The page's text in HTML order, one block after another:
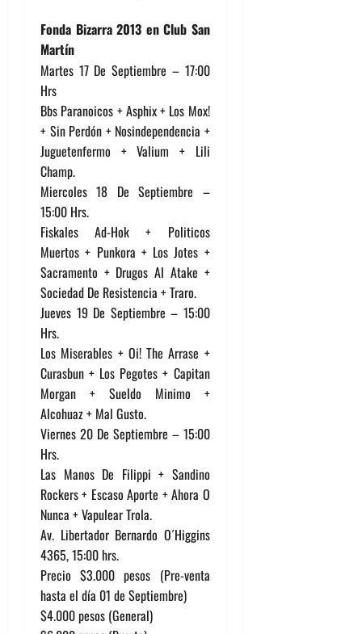
Fonda Bizarra 2013 en Club San
Martín
Martes 17 De Septiembre – 17:00
Hrs
Bbs Paranoicos + Asphix + Los Mox!
+ Sin Perdón + Nosindependencia +
Juguetenfermo + Valium + Lili
Champ.
Miercoles 18 De Septiembre –
15:00 Hrs.
Fiskales Ad-Hok + Politicos
Muertos + Punkora + Los Jotes +
Sacramento + Drugos Al Atake +
Sociedad De Resistencia + Traro.
Jueves 19 De Septiembre – 15:00
Hrs.
Los Miserables + Oi! The Arrase +
Curasbun + Los Pegotes + Capitan
Morgan + Sueldo Minimo +
Alcohuaz + Mal Gusto.
Viernes 20 De Septiembre – 15:00
Hrs.
Las Manos De Filippi + Sandino
Rockers + Escaso Aporte + Ahora O
Nunca + Vapulear Trola.
Av. Libertador Bernardo O´Higgins
4365, 15:00 hrs.
Precio $3.000 pesos (Pre-venta
hasta el día 01 de Septiembre)
$4.000 pesos (General)